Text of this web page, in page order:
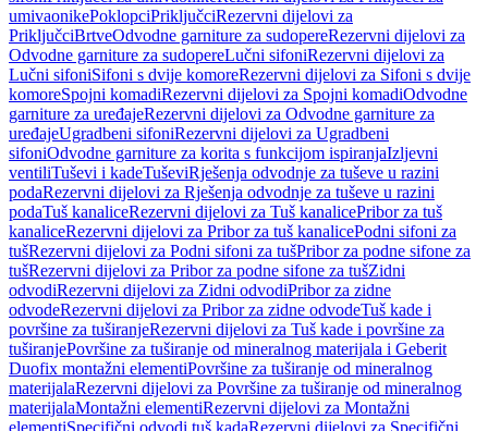
umivaonikePoklopciPriključciRezervni dijelovi za
PriključciBrtveOdvodne garniture za sudopereRezervni dijelovi za
Odvodne garniture za sudopereLučni sifoniRezervni dijelovi za
Lučni sifoniSifoni s dvije komoreRezervni dijelovi za Sifoni s dvije
komoreSpojni komadiRezervni dijelovi za Spojni komadiOdvodne
garniture za uređajeRezervni dijelovi za Odvodne garniture za
uređajeUgradbeni sifoniRezervni dijelovi za Ugradbeni
sifoniOdvodne garniture za korita s funkcijom ispiranjaIzljevni
ventiliTuševi i kadeTuševiRješenja odvodnje za tuševe u razini
podaRezervni dijelovi za Rješenja odvodnje za tuševe u razini
podaTuš kanaliceRezervni dijelovi za Tuš kanalicePribor za tuš
kanaliceRezervni dijelovi za Pribor za tuš kanalicePodni sifoni za
tušRezervni dijelovi za Podni sifoni za tušPribor za podne sifone za
tušRezervni dijelovi za Pribor za podne sifone za tušZidni
odvodiRezervni dijelovi za Zidni odvodiPribor za zidne
odvodeRezervni dijelovi za Pribor za zidne odvodeTuš kade i
površine za tuširanjeRezervni dijelovi za Tuš kade i površine za
tuširanjePovršine za tuširanje od mineralnog materijala i Geberit
Duofix montažni elementiPovršine za tuširanje od mineralnog
materijalaRezervni dijelovi za Površine za tuširanje od mineralnog
materijalaMontažni elementiRezervni dijelovi za Montažni
elementiSpecifični odvodi tuš kadaRezervni dijelovi za Specifični